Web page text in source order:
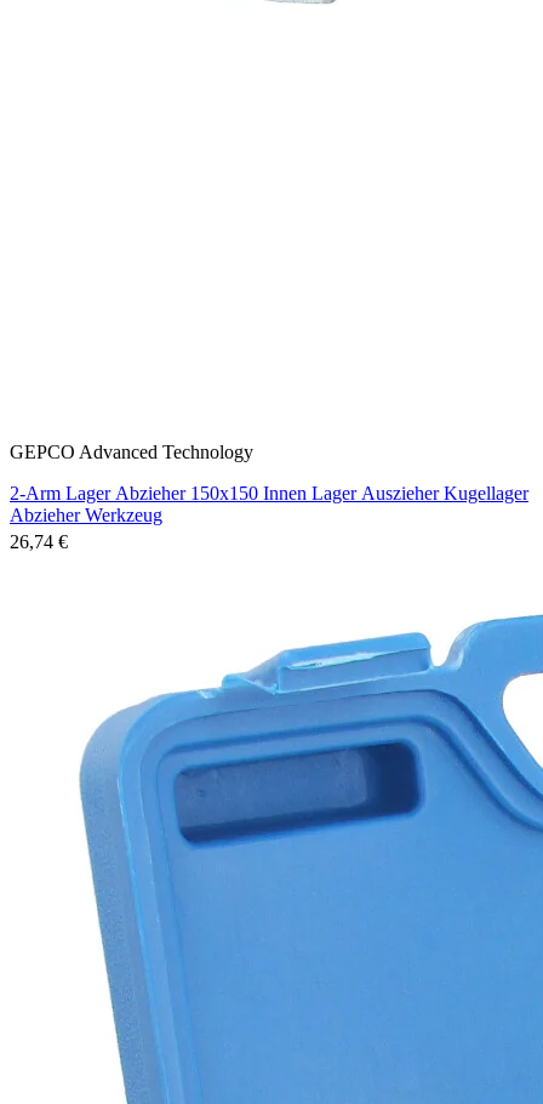
GEPCO Advanced Technology
2-Arm Lager Abzieher 150x150 Innen Lager Auszieher Kugellager
Abzieher Werkzeug
26,74 €